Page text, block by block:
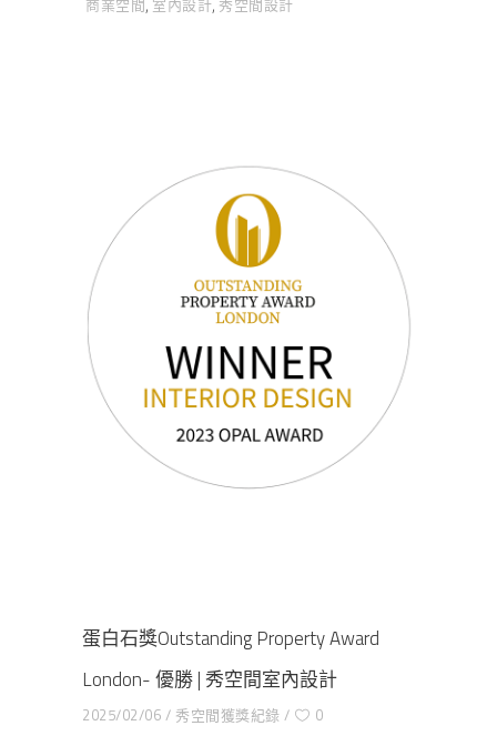
, ,
蛋白石獎Outstanding Property Award
London- 優勝 | 秀空間室內設計
2025/02/06 秀空間獲獎紀錄 0